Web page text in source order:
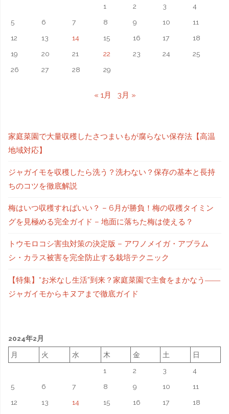
1
2 3
4
5
6 7 8 9 10
11
12
13 14 15 16 17
18
19
20 21 22 23 24
25
26
27 28 29
« 1月 3月 »
家庭菜園で大量収穫したさつまいもが腐らない保存法【高温
地域対応】
ジャガイモを収穫したら洗う？洗わない？保存の基本と長持
ちのコツを徹底解説
梅はいつ収穫すればいい？ – 6月が勝負！梅の収穫タイミン
グを見極める完全ガイド – 地面に落ちた梅は使える？
トウモロコシ害虫対策の決定版 – アワノメイガ・アブラム
シ・カラス被害を完全防止する栽培テクニック
【特集】“お米なし生活”到来？家庭菜園で主食をまかなう――
ジャガイモからキヌアまで徹底ガイド
2024年2月
月 火 水 木 金 土
日
1
2 3
4
5
6 7 8 9 10
11
12
13 14 15 16 17 18